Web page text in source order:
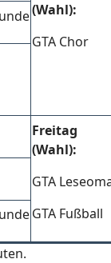
(Wahl):
GTA Chor
Freitag
(Wahl):
GTA
GTA Fußball